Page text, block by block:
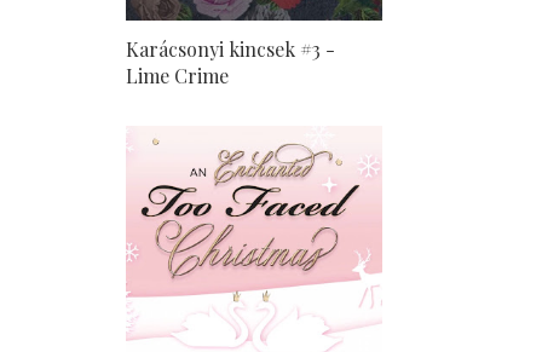
Karácsonyi kincsek #3 -
Lime Crime